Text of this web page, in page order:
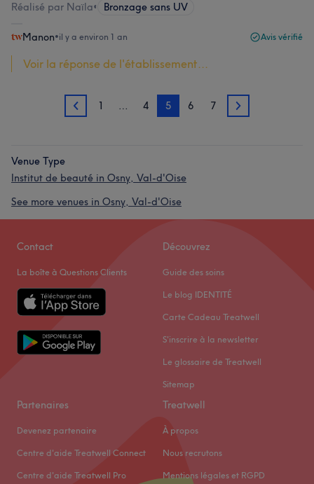
Réalisé par Naïla• Bronzage sans UV
Manon•il y a environ 1 an Avis vérifié
Voir la réponse de l'établissement...
4 1 … 4 5 6 7 6
Venue Type
Institut de beauté in Osny, Val-d'Oise
See more venues in Osny, Val-d'Oise
Contact
La boîte à Questions Clients
Découvrez
Guide des soins
Le blog IDENTITÉ
Carte Cadeau Treatwell
S'inscrire à la newsletter
Le glossaire de Treatwell
Sitemap
Partenaires
Devenez partenaire
Centre d'aide Treatwell Connect
Centre d'aide Treatwell Pro
Treatwell
À propos
Nous recrutons
Mentions légales et RGPD